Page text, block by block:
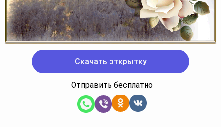
Скачать открытку
Отправить бесплатно